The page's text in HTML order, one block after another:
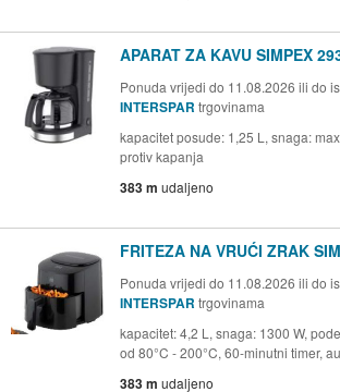
APARAT ZA KAVU SIMPEX
Ponuda vrijedi do 11.08.2026 ili do
INTERSPAR trgovinama
kapacitet posude: 1,25 L, snaga:
protiv kapanja
383 m udaljeno
FRITEZA NA VRUĆI ZRAK
Ponuda vrijedi do 11.08.2026 ili do
INTERSPAR trgovinama
kapacitet: 4,2 L, snaga: 1300 W,
od 80°C - 200°C, 60-minutni timer,
383 m udaljeno